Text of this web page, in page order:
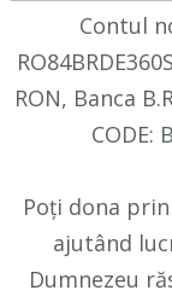
Contul
RON, Banca
CODE:
Poți dona
ajutând
Dumnezeu